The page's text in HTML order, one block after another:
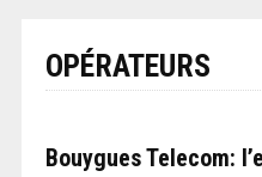
OPÉRATEURS
Bouygues Telecom: